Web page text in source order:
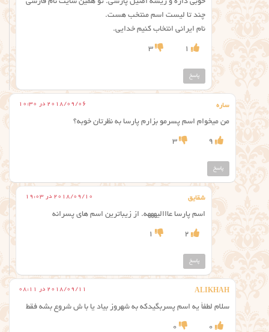
چند تا لیست اسم منتخب هست.
نام ایرانی انتخاب کنیم خدایی.
1
3
پاسخ
ساره 2018/09/06 در 10:30
من میخوام اسم پسرمو بزارم پارسا به نظرتان خوبه؟
9
3
پاسخ
شقایق 2018/09/10 در 19:03
اسم پارسا عااالیهههه. از زیباترین اسم های پسرانه
2
1
پاسخ
ALIKHAH 2018/09/11 در 08:11
سلام لطفأ یه اسم پسربگیدکه به شهروز بیاد یا با ش شروع بشه فقط
0
0